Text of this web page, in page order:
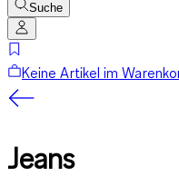
Suche
Keine Artikel im
Jeans